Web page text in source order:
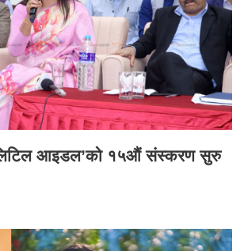
लिटिल आइडल’को १५औं संस्करण सुरु